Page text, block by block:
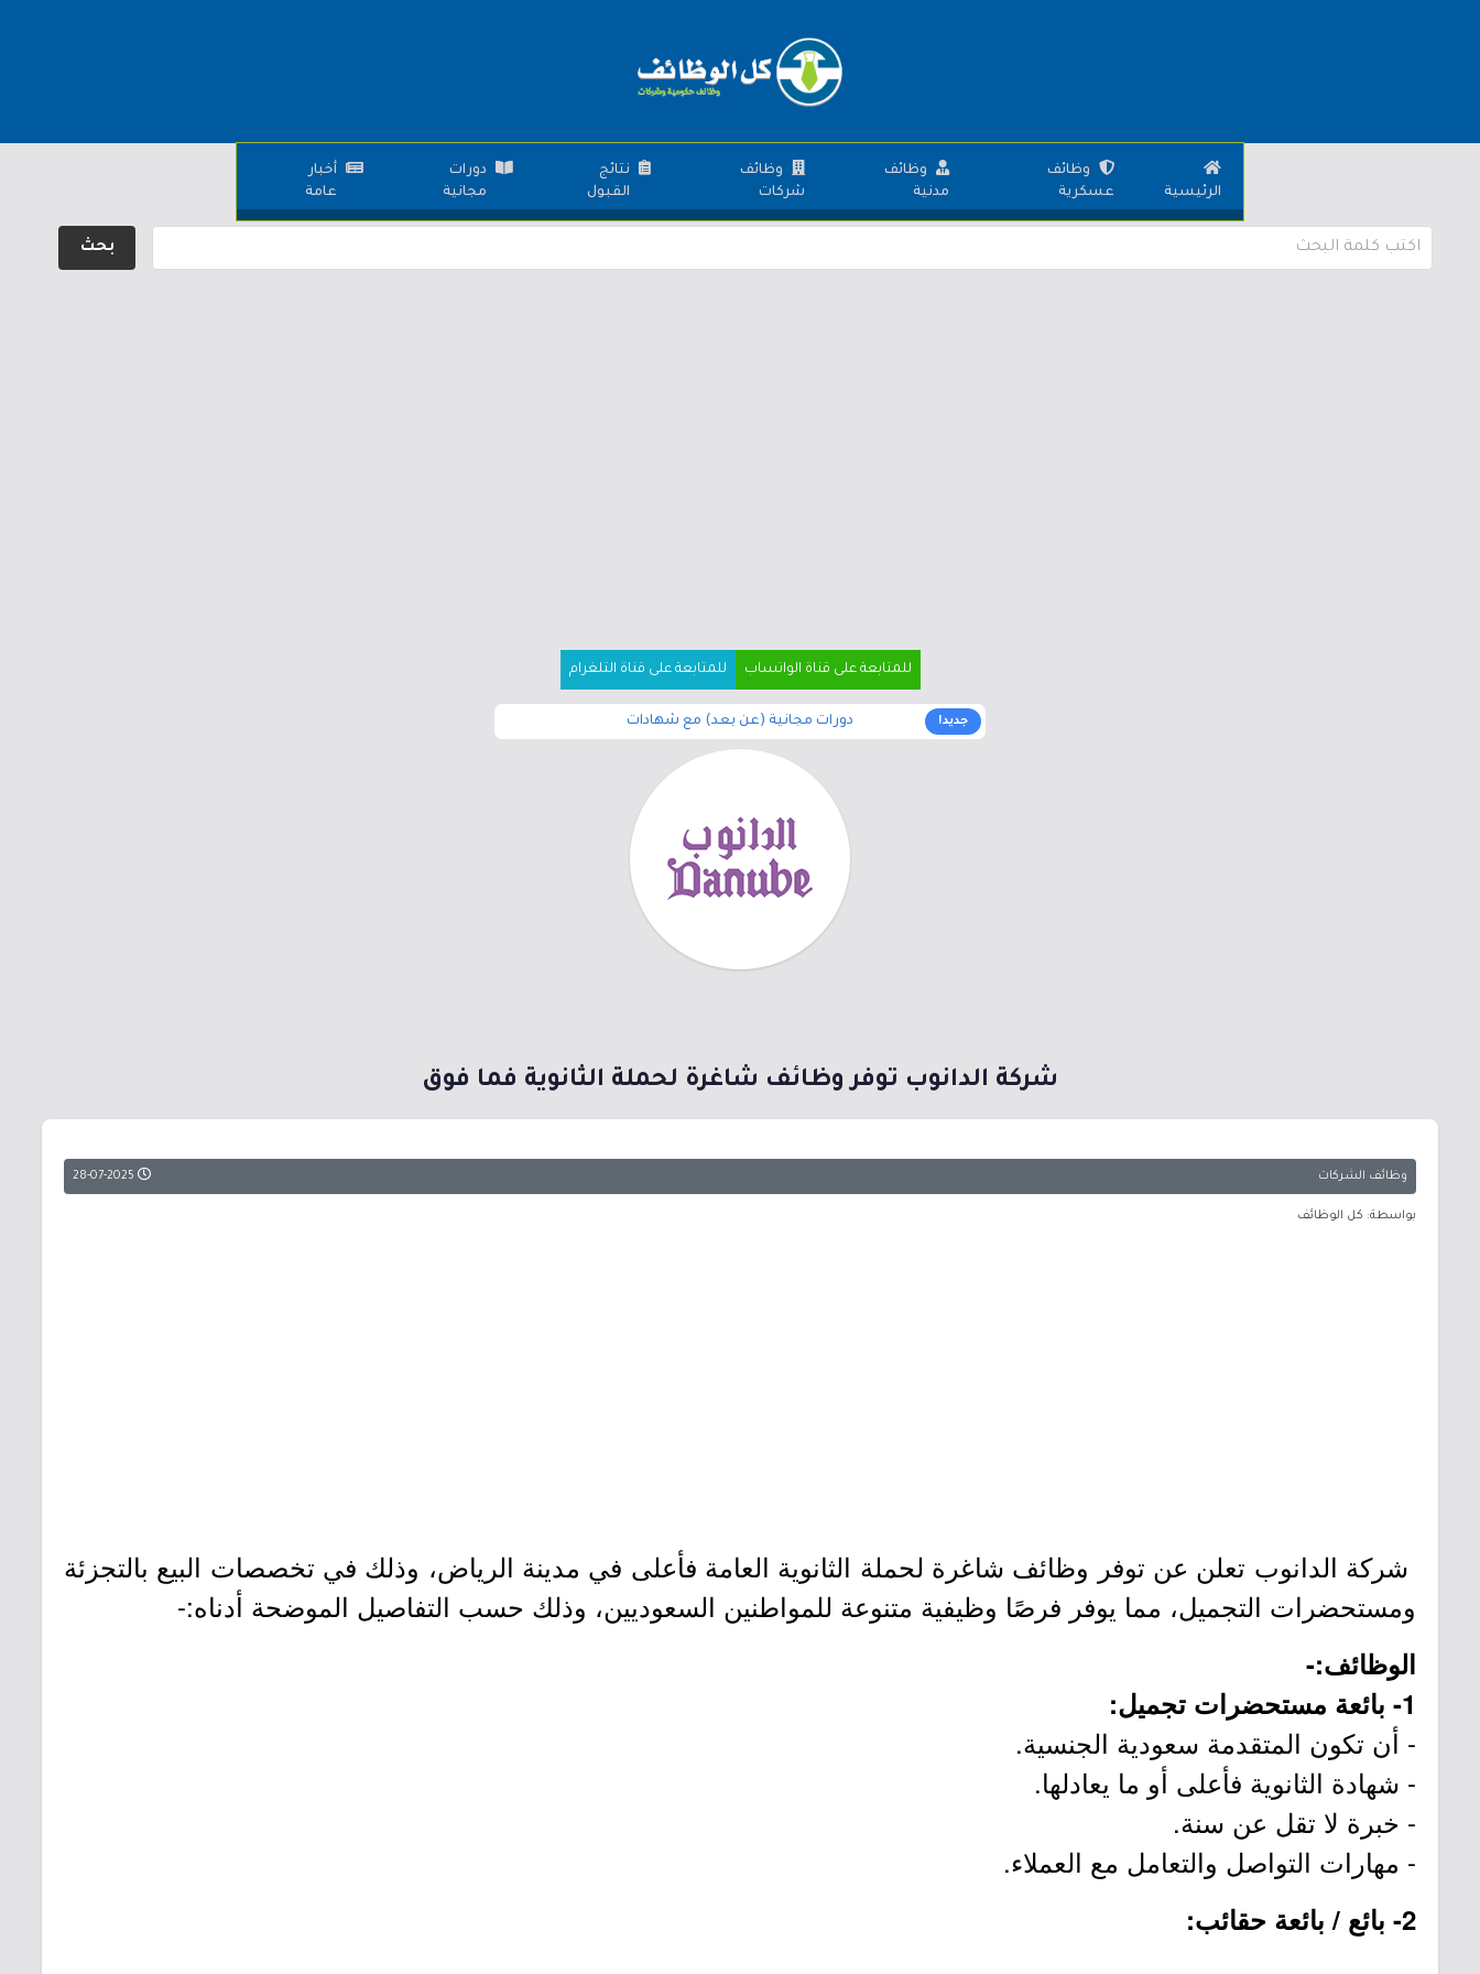
الرئيسية
وظائف
عسكرية
وظائف
مدنية
وظائف
شركات
نتائج
القبول
دورات
مجانية
أخبار
عامة
بحث
للمتابعة على قناة الواتساب للمتابعة على قناة التلغرام
جديد! دورات مجانية (عن بعد) مع شهادات
شركة الدانوب توفر وظائف شاغرة لحملة الثانوية فما فوق
وظائف الشركات
بواسطة: كل الوظائف
شركة الدانوب تعلن عن توفر وظائف شاغرة لحملة الثانوية العامة فأعلى في مدينة الرياض، وذلك في تخصصات البيع بالتجزئة
ومستحضرات التجميل، مما يوفر فرصًا وظيفية متنوعة للمواطنين السعوديين، وذلك حسب التفاصيل الموضحة أدناه:-
الوظائف:-
1- بائعة مستحضرات تجميل:
- أن تكون المتقدمة سعودية الجنسية.
- شهادة الثانوية فأعلى أو ما يعادلها.
- خبرة لا تقل عن سنة.
- مهارات التواصل والتعامل مع العملاء.
2- بائع / بائعة حقائب: